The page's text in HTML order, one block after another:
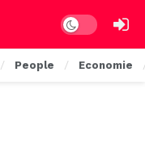
Dark mode
People Economie